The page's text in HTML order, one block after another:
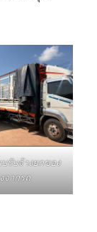
บรับจ้างยกของ
จากรถ